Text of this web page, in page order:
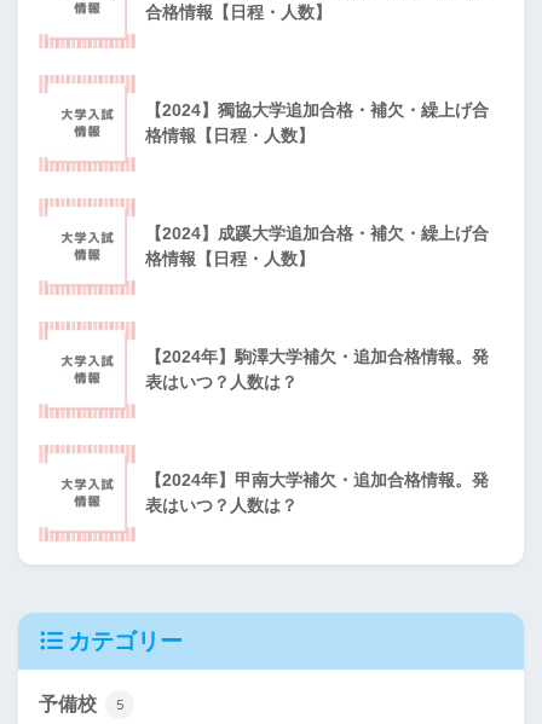
合格情報【日程・人数】
【2024】獨協大学追加合格・補欠・繰上げ合
格情報【日程・人数】
【2024】成蹊大学追加合格・補欠・繰上げ合
格情報【日程・人数】
【2024年】駒澤大学補欠・追加合格情報。発
表はいつ？人数は？
【2024年】甲南大学補欠・追加合格情報。発
表はいつ？人数は？
カテゴリー
予備校 5